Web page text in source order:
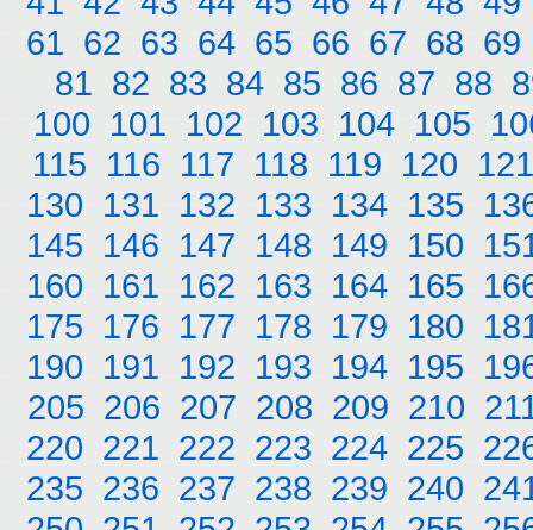
61 62 63 64 65 66 67 68 69
81 82 83 84 85 86 87 88
100 101 102 103 104 105
115 116 117 118 119 120 121
130 131 132 133 134 135
145 146 147 148 149 150
160 161 162 163 164 165
175 176 177 178 179 180
190 191 192 193 194 195
205 206 207 208 209 210
220 221 222 223 224 225
235 236 237 238 239 240